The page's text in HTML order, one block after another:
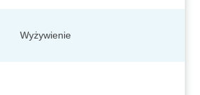
Wyżywienie